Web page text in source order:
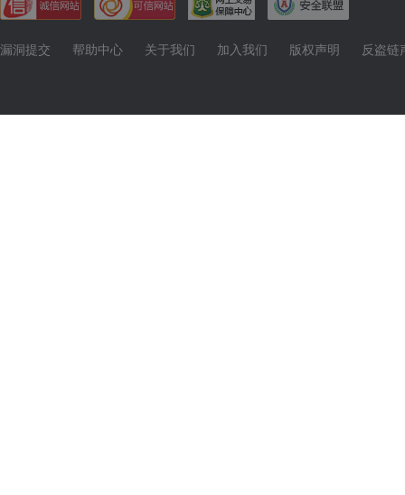
漏洞提交 帮助中心 关于我们 加入我们 版权声明 反盗链